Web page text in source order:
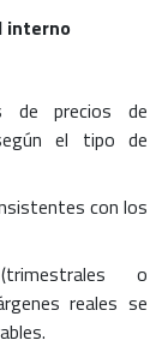
interno
de precios de
el tipo de
con los
o
reales se